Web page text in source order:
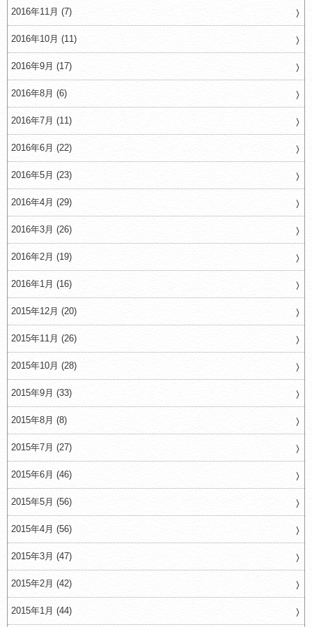
2016年11月 (7)
2016年10月 (11)
2016年9月 (17)
2016年8月 (6)
2016年7月 (11)
2016年6月 (22)
2016年5月 (23)
2016年4月 (29)
2016年3月 (26)
2016年2月 (19)
2016年1月 (16)
2015年12月 (20)
2015年11月 (26)
2015年10月 (28)
2015年9月 (33)
2015年8月 (8)
2015年7月 (27)
2015年6月 (46)
2015年5月 (56)
2015年4月 (56)
2015年3月 (47)
2015年2月 (42)
2015年1月 (44)